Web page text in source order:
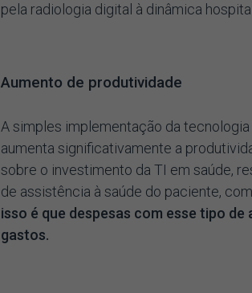
pela radiologia digital à dinâmica
Aumento de produtividade
A simples implementação da
aumenta significativamente a
sobre o investimento da TI em saúde,
de assistência à saúde do paciente,
isso é que despesas com esse tipo
gastos.